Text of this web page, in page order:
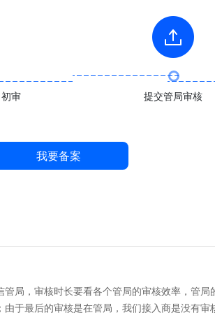
审 提交管局审核
我要备案
局，审核时长要看各个管局的审核效率，管
于最后的审核是在管局，我们接入商是没有